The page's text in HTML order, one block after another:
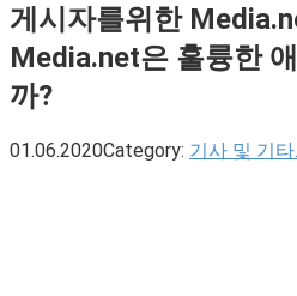
게시자를위한
Media.net은 훌륭한
까?
01.06.2020Category: 기사 및 기